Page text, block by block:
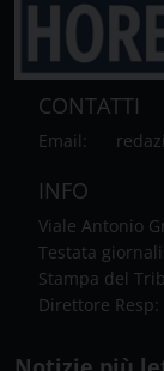
CONTATTI
Email:
INFO
Viale Antonio
Testata
Stampa del
Direttore Resp: